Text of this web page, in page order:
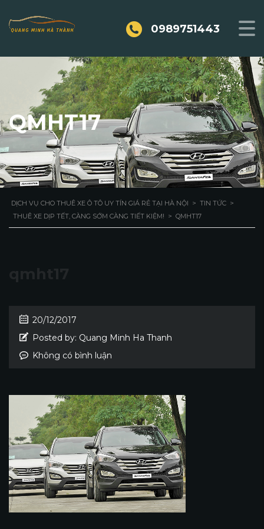
0989751443
QMHT17
DỊCH VỤ CHO THUÊ XE Ô TÔ UY TÍN GIÁ RẺ TẠI HÀ NỘI > TIN TỨC >
THUÊ XE DỊP TẾT, CÀNG SỚM CÀNG TIẾT KIỆM! > QMHT17
20/12/2017
Posted by: Quang Minh Ha Thanh
Không có bình luận